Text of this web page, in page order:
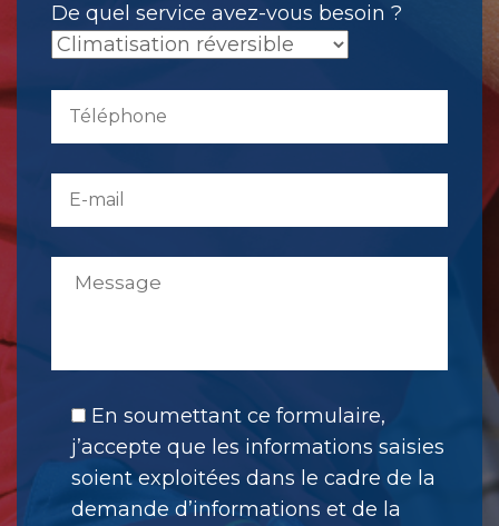
De quel service avez-vous besoin ?
En soumettant ce formulaire,
j’accepte que les informations saisies
soient exploitées dans le cadre de la
demande d’informations et de la